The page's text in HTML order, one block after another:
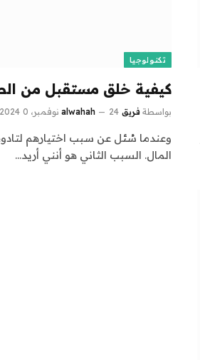
تكنولوجيا
كيفية خلق مستقبل من
بواسطة فريق alwahah 24 نوفمبر، 2024 0
وعندما سُئل عن سبب اختيارهم
المال. السبب الثاني هو أنني أريد…